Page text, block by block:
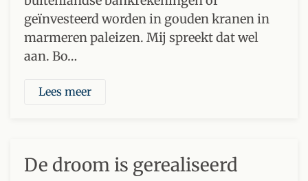
geïnvesteerd worden in gouden kranen in
marmeren paleizen. Mij spreekt dat wel
aan. Bo…
Lees meer
De droom is gerealiseerd